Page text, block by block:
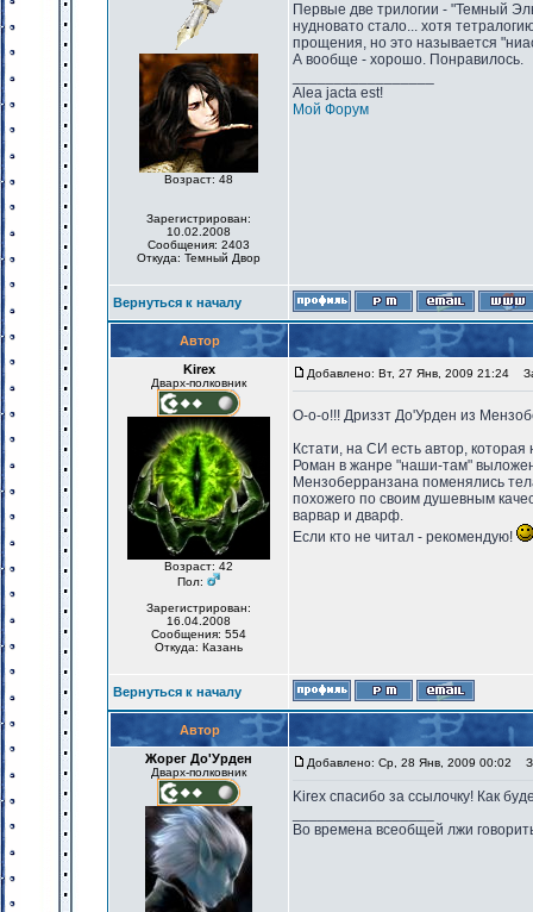
Возраст: 48
Зарегистрирован:
10.02.2008
Сообщения: 2403
Откуда: Темный Двор
Первые две трилогии - "Темный
нудновато стало... хотя
прощения, но это называется
А вообще - хорошо. Понравилось.
Alea jacta est!
Мой Форум
Вернуться к началу
Автор
Kirex
Дварх-полковник
Возраст: 42
Пол:
Зарегистрирован:
16.04.2008
Сообщения: 554
Откуда: Казань
Добавлено: Вт, 27 Янв, 2009 21:24
О-о-о!!! Дриззт До'Урден из
Кстати, на СИ есть автор,
Роман в жанре "наши-там"
Мензоберранзана поменялись
похожего по своим душевным
варвар и дварф.
Если кто не читал - рекомендую!
Вернуться к началу
Автор
Жорег До'Урден
Дварх-полковник
Добавлено: Ср, 28 Янв, 2009 00:02
Kirex спасибо за ссылочку! Как
Во времена всеобщей лжи